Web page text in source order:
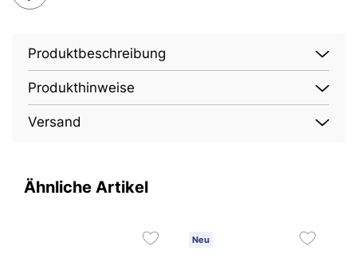
Produktbeschreibung
Produkthinweise
Versand
Ähnliche Artikel
Neu